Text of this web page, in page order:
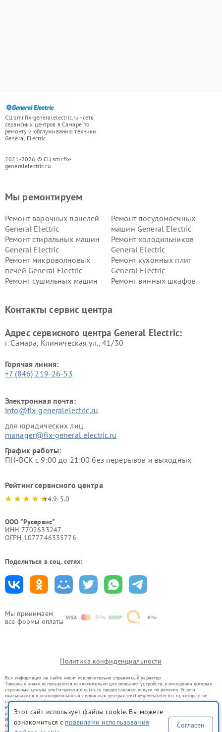
СЦ smr.fix-generalelectric.ru - сеть
сервисных центров в Самаре по
ремонту и обслуживанию техники
General Electric
2021-2026 © СЦ smr.fix-
generalelectric.ru
Мы принимаем
все формы оплаты
Мы ремонтируем
Ремонт варочных панелей
General Electric
Ремонт посудомоечных
машин General Electric
Ремонт стиральных машин
General Electric
Ремонт холодильников
General Electric
Ремонт микроволновых
печей General Electric
Ремонт кухонных плит
General Electric
Ремонт сушильных машин
Ремонт винных шкафов
Electric
General Electric
Контакты сервис центра
Адрес сервисного центра General Electric:
г. Самара, Клиническая ул., 41/30
Горячая линия:
+7 (846) 219-26-53
Электронная почта:
info@fix-generalelectric.ru
для юридических лиц
manager@fix-general electric.ru
График работы:
ПН-ВСК с 9:00 до 21:00 без перерывов и выходных
Рейтинг сервисного центра
4.9-5.0
ООО "Русервис"
ИНН 7702633247
ОГРН 1077746335776
Поделиться в соц. сетях:
Политика конфиденциальности
Вся информация на сайте носит исключительно справочный характер.
Товарные знаки используются исключительно для описания устройств, в отношении которых
сервисные центры smr.fix-generalelectric.ru предоставляют услуги по ремонту. Услуги
оказываются в неавторизованных сервисных центрах smr.fix-generalelectric.ru, которые не
связаны с правообладателями товарных знаков или их официальными представителями.
Ремонт осуществляется для устройств, уже введенных в гражданский оборот в соответствии
со статьей 1487 ГК РФ.
Использование товарных знаков не преследует цели индивидуализации услуг или введения
потребителей в заблуждение, а служит для информирования о предоставляемых услугах по
Этот сайт использует файлы cookie. Вы можете
ознакомиться с правилами использования
Согласен